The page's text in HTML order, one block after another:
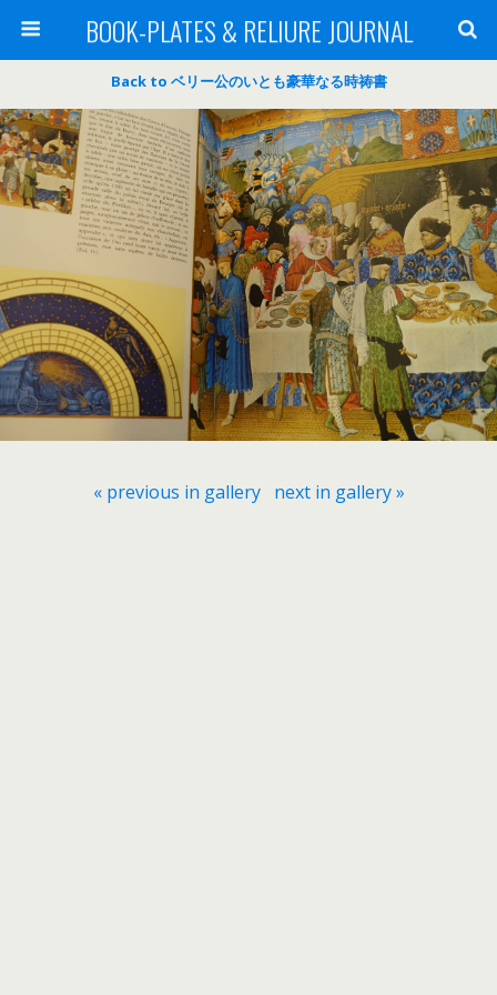
BOOK-PLATES & RELIURE JOURNAL
Back to ベリー公のいとも豪華なる時祷書
« previous in gallery next in gallery »